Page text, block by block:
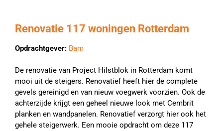
Renovatie 117 woningen Rotterdam
Opdrachtgever: Bam
De renovatie van Project Hilstblok in Rotterdam komt
mooi uit de steigers. Renovatief heeft hier de complete
gevels gereinigd en van nieuw voegwerk voorzien. Ook de
achterzijde krijgt een geheel nieuwe look met Cembrit
planken en wandpanelen. Renovatief verzorgt hier ook het
gehele steigerwerk. Een mooie opdracht om deze 117